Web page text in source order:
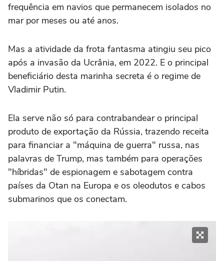
frequência em navios que permanecem isolados no
mar por meses ou até anos.
Mas a atividade da frota fantasma atingiu seu pico
após a invasão da Ucrânia, em 2022. E o principal
beneficiário desta marinha secreta é o regime de
Vladimir Putin.
Ela serve não só para contrabandear o principal
produto de exportação da Rússia, trazendo receita
para financiar a "máquina de guerra" russa, nas
palavras de Trump, mas também para operações
"híbridas" de espionagem e sabotagem contra
países da Otan na Europa e os oleodutos e cabos
submarinos que os conectam.